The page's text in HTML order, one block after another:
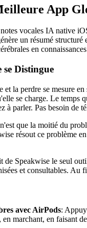
App
vocales IA native
un résumé
en
Distingue
et la perdre se mesure
se charge. Le temps
à parler. Pas besoin de
que la moitié du
résout ce problème
Speakwise le seul
et consultables. Au
avec AirPods:
en marchant, en faisant